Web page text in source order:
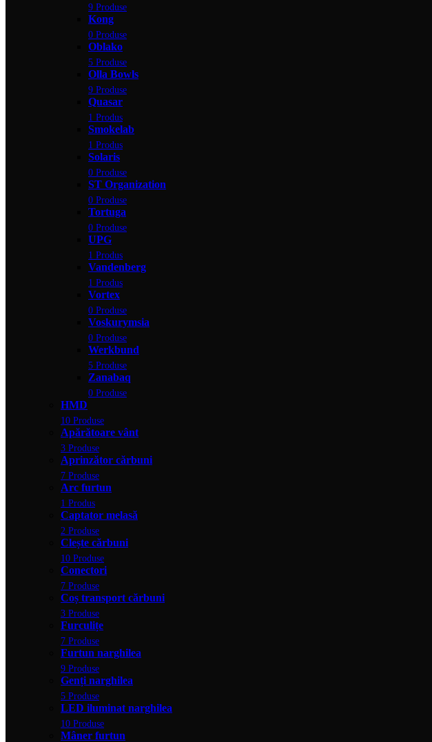
9 Produse
Kong
0 Produse
Oblako
5 Produse
Olla Bowls
9 Produse
Quasar
1 Produs
Smokelab
1 Produs
Solaris
0 Produse
ST Organization
0 Produse
Tortuga
0 Produse
UPG
1 Produs
Vandenberg
1 Produs
Vortex
0 Produse
Voskurymsia
0 Produse
Werkbund
5 Produse
Zanabaq
0 Produse
HMD
10 Produse
Apărătoare vânt
3 Produse
Aprinzător cărbuni
7 Produse
Arc furtun
1 Produs
Captator melasă
2 Produse
Clește cărbuni
10 Produse
Conectori
7 Produse
Coș transport cărbuni
3 Produse
Furculițe
7 Produse
Furtun narghilea
9 Produse
Genți narghilea
5 Produse
LED iluminat narghilea
10 Produse
Mâner furtun